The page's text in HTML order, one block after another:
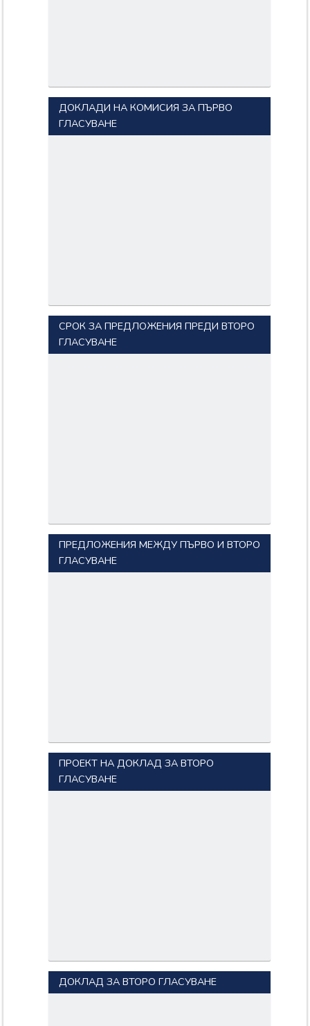
ДОКЛАДИ НА КОМИСИЯ ЗА ПЪРВО
ГЛАСУВАНЕ
СРОК ЗА ПРЕДЛОЖЕНИЯ ПРЕДИ ВТОРО
ГЛАСУВАНЕ
ПРЕДЛОЖЕНИЯ МЕЖДУ ПЪРВО И ВТОРО
ГЛАСУВАНЕ
ПРОЕКТ НА ДОКЛАД ЗА ВТОРО
ГЛАСУВАНЕ
ДОКЛАД ЗА ВТОРО ГЛАСУВАНЕ